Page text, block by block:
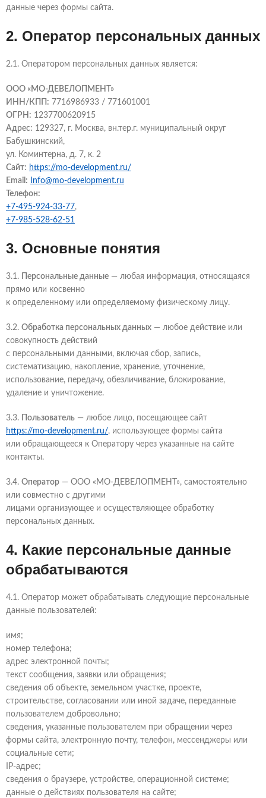
данные через формы сайта.
2. Оператор персональных данных
2.1. Оператором персональных данных является:
ООО «МО-ДЕВЕЛОПМЕНТ»
ИНН/КПП: 7716986933 / 771601001
ОГРН: 1237700620915
Адрес: 129327, г. Москва, вн.тер.г. муниципальный округ
Бабушкинский,
ул. Коминтерна, д. 7, к. 2
Сайт: https://mo-development.ru/
Email:
Info@mo-development.ru
Телефон:
+7-495-924-33-77,
+7-985-528-62-51
3. Основные понятия
3.1. Персональные данные — любая информация, относящаяся
прямо или косвенно
к определенному или определяемому физическому лицу.
3.2. Обработка персональных данных — любое действие или
совокупность действий
с персональными данными, включая сбор, запись,
систематизацию, накопление, хранение, уточнение,
использование, передачу, обезличивание, блокирование,
удаление и уничтожение.
3.3. Пользователь — любое лицо, посещающее сайт
https://mo-development.ru/, использующее формы сайта
или обращающееся к Оператору через указанные на сайте
контакты.
3.4. Оператор — ООО «МО-ДЕВЕЛОПМЕНТ», самостоятельно
или совместно с другими
лицами организующее и осуществляющее обработку
персональных данных.
4. Какие персональные данные
обрабатываются
4.1. Оператор может обрабатывать следующие персональные
данные пользователей:
имя;
номер телефона;
адрес электронной почты;
текст сообщения, заявки или обращения;
сведения об объекте, земельном участке, проекте,
строительстве, согласовании или иной задаче, переданные
пользователем добровольно;
сведения, указанные пользователем при обращении через
формы сайта, электронную почту, телефон, мессенджеры или
социальные сети;
IP-адрес;
сведения о браузере, устройстве, операционной системе;
данные о действиях пользователя на сайте;